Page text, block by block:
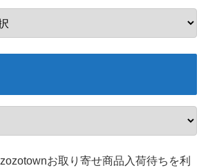
zozotownお取り寄せ商品入荷待ちを利